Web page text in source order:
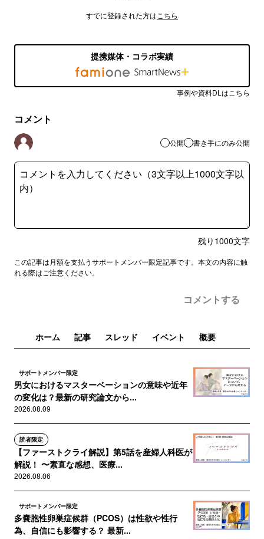
すでに登録された方は こちら
提携媒体・コラボ実績
事例や資料DLはこちら
コメント
公開 書き手にのみ公開
残り 1000文字
この記事は月額を支払うサポートメンバー限定記事です。本文の内容に触
れる際はご注意ください。
コメントする
ホーム 記事 スレッド イベント 概要
サポートメンバー限定
男女におけるマスターベーションの意味や近年
の変化は？最新の研究論文から...
2026.08.09
読者限定
【ファーストクライ解説】第5話を産婦人科医が
解説！ 〜素直な感想、医療...
2026.08.06
サポートメンバー限定
多嚢胞性卵巣症候群（PCOS）は性欲や性行
為、自信にも影響する？ 最新...